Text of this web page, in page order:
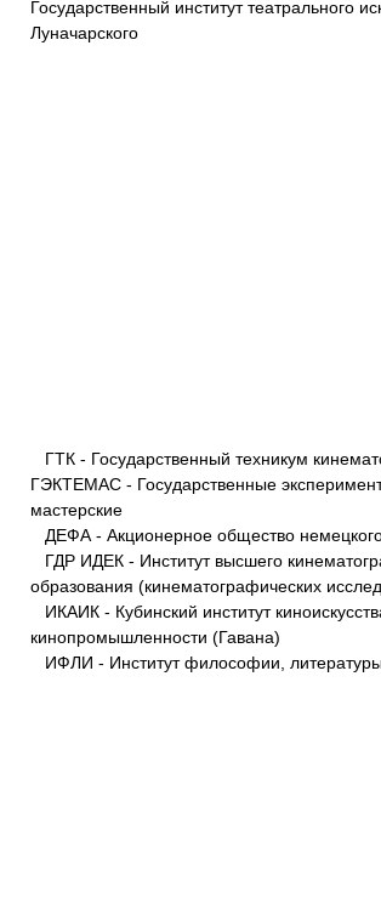
Государственный институт театрального
Луначарского
ГТК - Государственный техникум
ГЭКТЕМАС - Государственные
мастерские
ДЕФА - Акционерное общество
ГДР ИДЕК - Институт высшего
образования (кинематографических
ИКАИК - Кубинский институт
кинопромышленности (Гавана)
ИФЛИ - Институт философии,